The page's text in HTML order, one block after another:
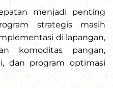
menjadi penting
strategis masih
di lapangan,
komoditas pangan,
dan program optimasi